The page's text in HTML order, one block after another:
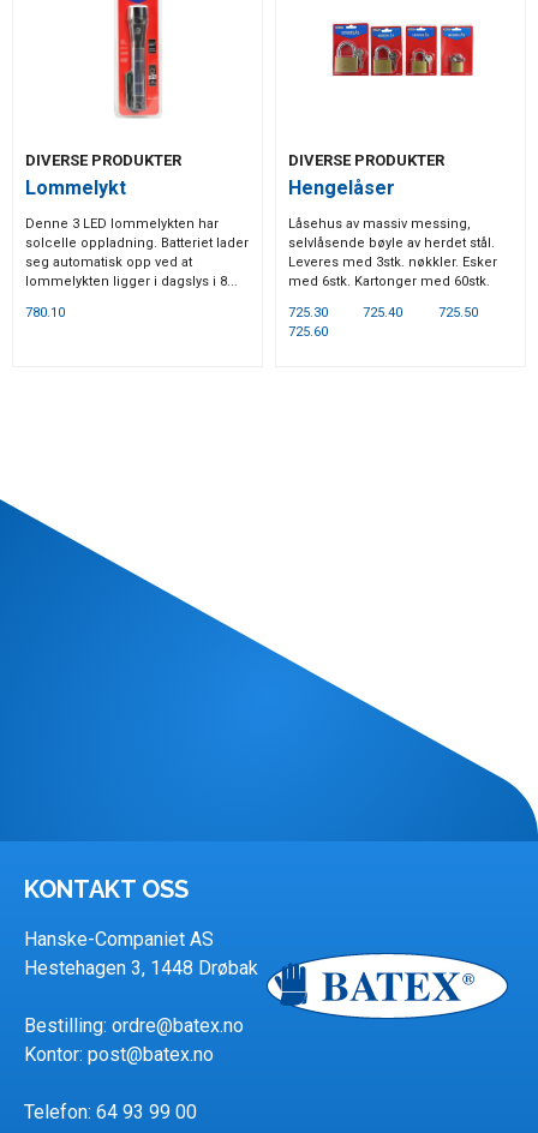
DIVERSE PRODUKTER
Lommelykt
Denne 3 LED lommelykten har
solcelle oppladning. Batteriet lader
seg automatisk opp ved at
lommelykten ligger i dagslys i 8...
780.10
DIVERSE PRODUKTER
Hengelåser
Låsehus av massiv messing,
selvlåsende bøyle av herdet stål.
Leveres med 3stk. nøkkler. Esker
med 6stk. Kartonger med 60stk.
725.30
725.40
725.50
725.60
KONTAKT OSS
Hanske-Companiet AS
Hestehagen 3, 1448 Drøbak
Bestilling: ordre@batex.no
Kontor: post@batex.no
Telefon: 64 93 99 00